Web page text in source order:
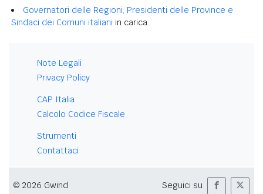
Governatori delle Regioni, Presidenti delle Province e
Sindaci dei Comuni italiani in carica.
Note Legali
Privacy Policy
CAP Italia
Calcolo Codice Fiscale
Strumenti
Contattaci
© 2026 Gwind Seguici su